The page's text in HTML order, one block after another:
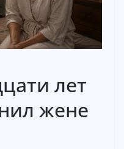
лет
жене